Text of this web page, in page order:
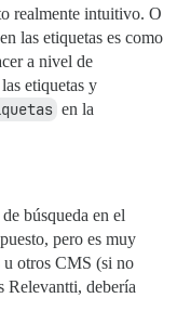
realmente intuitivo. O
las etiquetas es como
a nivel de
etiquetas y
en la
búsqueda en el
pero es muy
u otros CMS (si no
Relevantti, debería